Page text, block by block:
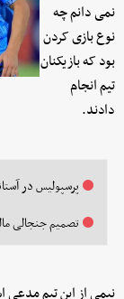
نمی دانم چه
نوع بازی کردن
بود که بازیکنان
تیم انجام
دادند.
پرسپولیس در
تصمیم جنجالی
نیمی از این تیم مدعی